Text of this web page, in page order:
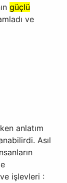
güçlü
ve
anlatım
Asıl
işlevleri :